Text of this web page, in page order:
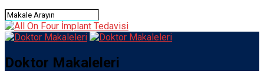
Doktor Makaleleri